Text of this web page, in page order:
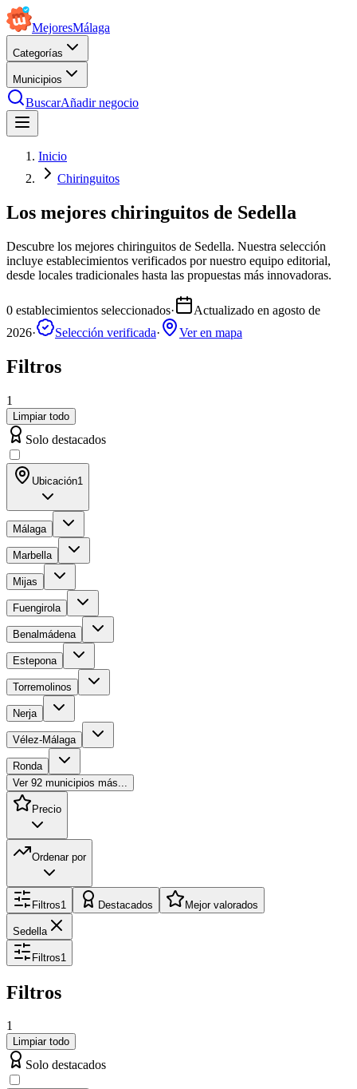
MejoresMálaga
Categorías
Municipios
BuscarAñadir negocio
Inicio
Chiringuitos
Los mejores chiringuitos de Sedella
Descubre los mejores chiringuitos de Sedella. Nuestra selección
incluye establecimientos verificados por nuestro equipo editorial,
desde locales tradicionales hasta las propuestas más innovadoras.
0 establecimientos seleccionados· Actualizado en agosto de
2026· Selección verificada· Ver en mapa
Filtros
1
Limpiar todo
Solo destacados
Ubicación1
Málaga
Marbella
Mijas
Fuengirola
Benalmádena
Estepona
Torremolinos
Nerja
Vélez-Málaga
Ronda
Ver 92 municipios más...
Precio
Ordenar por
Filtros1 Destacados Mejor valorados
Sedella
Filtros1
Filtros
1
Limpiar todo
Solo destacados